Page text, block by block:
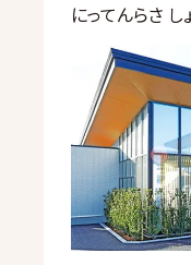
にってんらさ